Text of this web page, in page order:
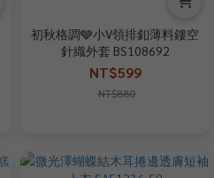
初秋格調🩶小V領排釦薄料鏤空
針織外套 BS108692
NT$599
NT$880